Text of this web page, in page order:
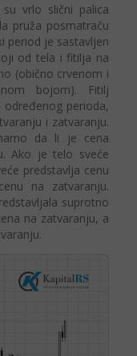
vrlo slični palica
pruža posmatraču
period je sastavljen
od tela i fitilja na
(obično crvenom i
bojom). Fitilj
perioda,
i zatvaranju.
da li je cena
Ako je telo sveće
predstavlja cenu
na zatvaranju.
suprotno
na zatvaranju, a